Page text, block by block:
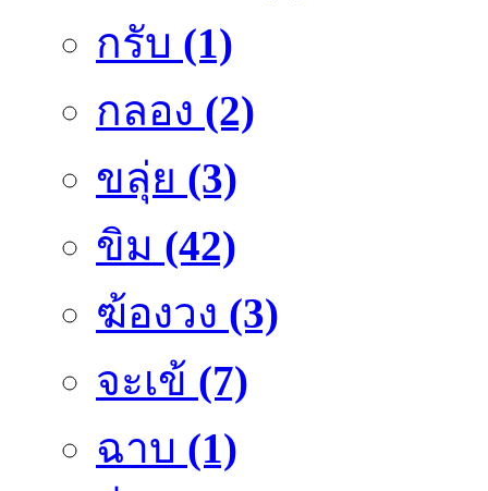
กรับ (1)
กลอง (2)
ขลุ่ย (3)
ขิม (42)
ฆ้องวง (3)
จะเข้ (7)
ฉาบ (1)